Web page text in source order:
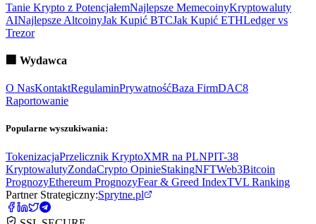
Tanie Krypto z PotencjałemNajlepsze MemecoinyKryptowaluty
AINajlepsze AltcoinyJak Kupić BTCJak Kupić ETHLedger vs
Trezor
🏢 Wydawca
O NasKontaktRegulaminPrywatnośćBaza FirmDAC8
Raportowanie
Popularne wyszukiwania:
TokenizacjaPrzelicznik KryptoXMR na PLNPIT-38
KryptowalutyZondaCrypto OpinieStakingNFTWeb3Bitcoin
PrognozyEthereum PrognozyFear & Greed IndexTVL Ranking
Partner Strategiczny:Sprytne.pl